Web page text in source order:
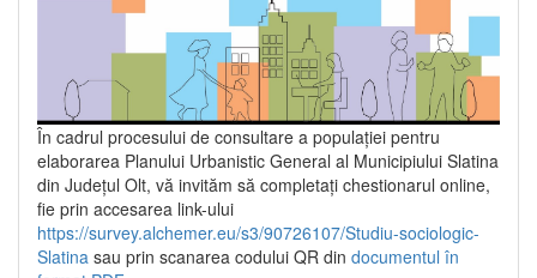
În cadrul procesului de consultare a populaţiei pentru
elaborarea Planului Urbanistic General al Municipiului Slatina
din Județul Olt, vă invităm să completați chestionarul online,
fie prin accesarea link-ului
https://survey.alchemer.eu/s3/90726107/Studiu-sociologic-
Slatina sau prin scanarea codului QR din documentul în